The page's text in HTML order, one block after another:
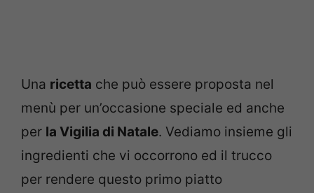
Una ricetta che può essere proposta nel
menù per un’occasione speciale ed anche
per la Vigilia di Natale. Vediamo insieme gli
ingredienti che vi occorrono ed il trucco
per rendere questo primo piatto